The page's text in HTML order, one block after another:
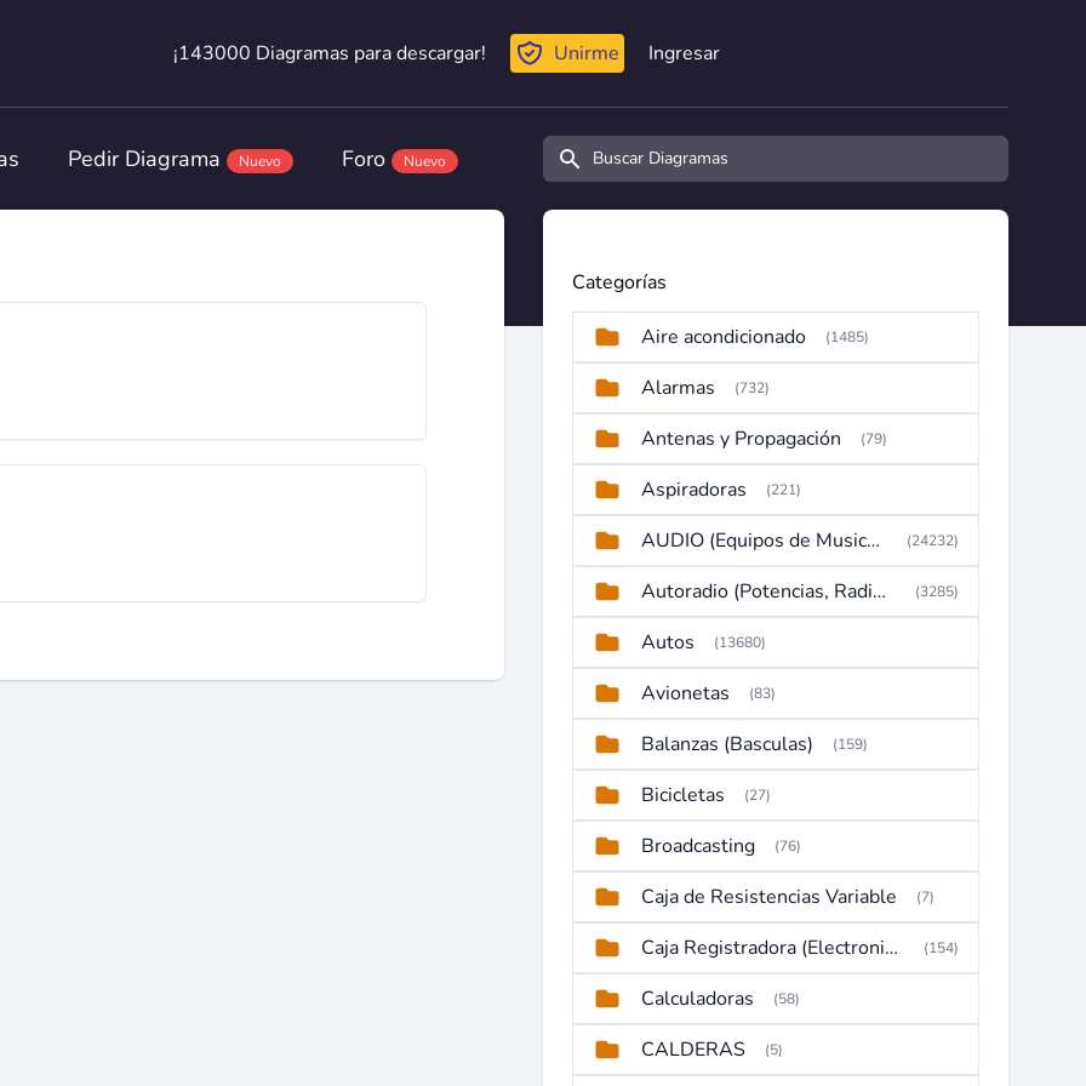
¡143000 Diagramas para descargar!
¡143000 Diagramas para descargar! Unirme Ingresar
Pedir Diagrama Nuevo Foro Nuevo Buscar diagramas y manuales
Categorías
Aire acondicionado (1485)
Alarmas (732)
Antenas y Propagación (79)
Aspiradoras (221)
AUDIO (Equipos de Musica, Amplificadores, Reproductores, Etc) (24232)
Autoradio (Potencias, Radios y DVD) (3285)
Autos (13680)
Avionetas (83)
Balanzas (Basculas) (159)
Bicicletas (27)
Broadcasting (76)
Caja de Resistencias Variable (7)
Caja Registradora (Electronic Cash Register) (154)
Calculadoras (58)
CALDERAS (5)